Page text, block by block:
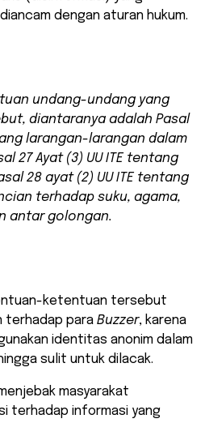
dengan aturan hukum.
undang-undang yang
diantaranya adalah Pasal
larangan-larangan dalam
27 Ayat (3) UU ITE tentang
28 ayat (2) UU ITE tentang
terhadap suku, agama,
antar golongan.
ketentuan tersebut
terhadap para Buzzer, karena
identitas anonim dalam
sulit untuk dilacak.
masyarakat
terhadap informasi yang